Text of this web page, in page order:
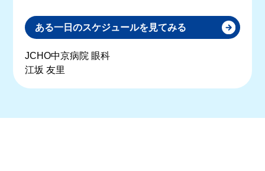
ある一日のスケジュールを見てみる
JCHO中京病院 眼科
江坂 友里